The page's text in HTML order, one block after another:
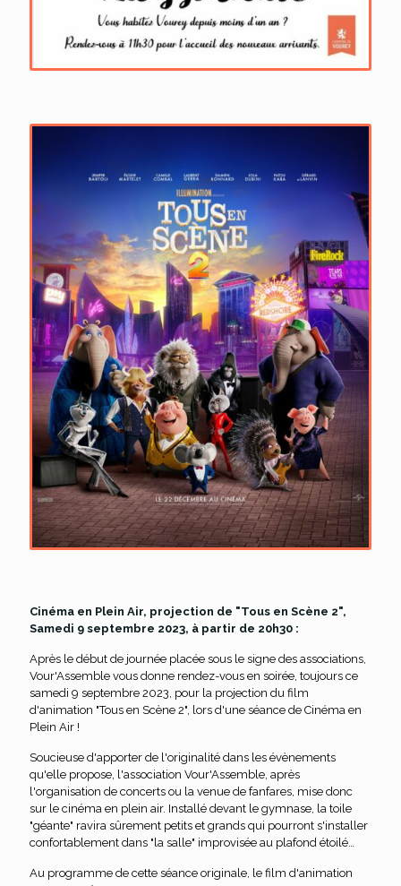
Cinéma en Plein Air, projection de "Tous en Scène 2",
Samedi 9 septembre 2023, à partir de 20h30 :
Après le début de journée placée sous le signe des associations,
Vour'Assemble vous donne rendez-vous en soirée, toujours ce
samedi 9 septembre 2023, pour la projection du film
d'animation "Tous en Scène 2", lors d'une séance de Cinéma en
Plein Air !
Soucieuse d'apporter de l'originalité dans les évènements
qu'elle propose, l'association Vour'Assemble, après
l'organisation de concerts ou la venue de fanfares, mise donc
sur le cinéma en plein air. Installé devant le gymnase, la toile
"géante" ravira sûrement petits et grands qui pourront s'installer
confortablement dans "la salle" improvisée au plafond étoilé…
Au programme de cette séance originale, le film d'animation